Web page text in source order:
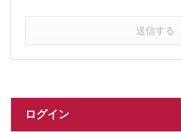
送信する
ログイン